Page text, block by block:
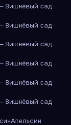
Вишнёвый сад
Вишнёвый сад
Вишнёвый сад
Вишнёвый сад
Вишнёвый сад
Вишнёвый сад
Апельсин